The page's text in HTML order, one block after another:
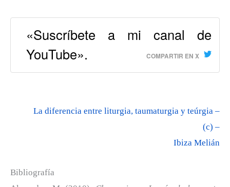
«Suscríbete a mi canal de
YouTube».
COMPARTIR EN X
La diferencia entre liturgia, taumaturgia y teúrgia –
(c) –
Ibiza Melián
Bibliografía